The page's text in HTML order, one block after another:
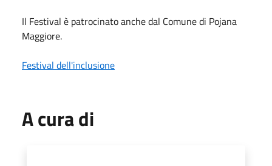
Il Festival è patrocinato anche dal Comune di Pojana
Maggiore.
Festival dell'inclusione
A cura di